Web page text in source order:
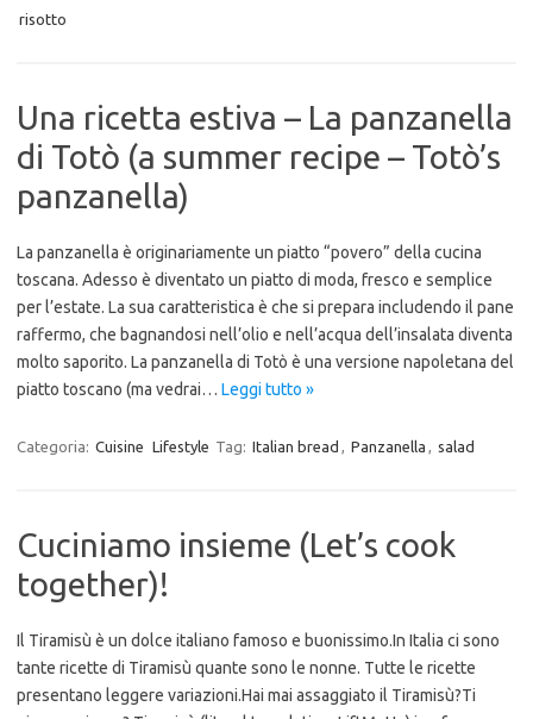
risotto
Una ricetta estiva – La panzanella
di Totò (a summer recipe – Totò’s
panzanella)
La panzanella è originariamente un piatto “povero” della cucina
toscana. Adesso è diventato un piatto di moda, fresco e semplice
per l’estate. La sua caratteristica è che si prepara includendo il pane
raffermo, che bagnandosi nell’olio e nell’acqua dell’insalata diventa
molto saporito. La panzanella di Totò è una versione napoletana del
piatto toscano (ma vedrai… Leggi tutto »
Categoria: Cuisine Lifestyle Tag: Italian bread Panzanella salad
Cuciniamo insieme (Let’s cook
together)!
Il Tiramisù è un dolce italiano famoso e buonissimo.In Italia ci sono
tante ricette di Tiramisù quante sono le nonne. Tutte le ricette
presentano leggere variazioni.Hai mai assaggiato il Tiramisù?Ti